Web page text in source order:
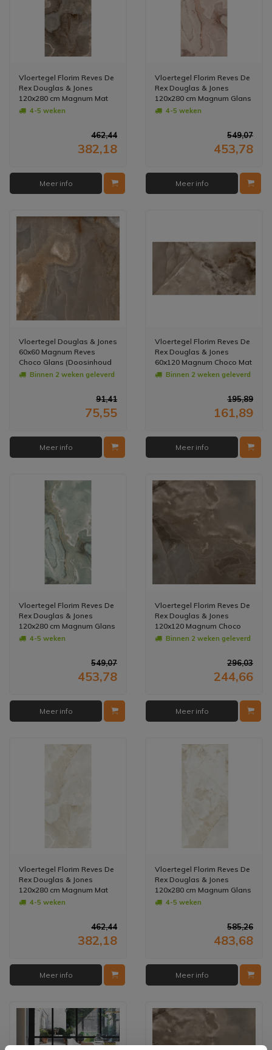
Vloertegel Florim Reves De
Rex Douglas & Jones
120x280 cm Magnum Mat
Choco (Prijs per M2)
4-5 weken
462,44
382,18
Meer info
Vloertegel Florim Reves De
Rex Douglas & Jones
120x280 cm Magnum Glans
Rose (Prijs per M2)
4-5 weken
549,07
453,78
Meer info
Vloertegel Douglas & Jones
60x60 Magnum Reves
Choco Glans (Doosinhoud
1.08 m2)
Binnen 2 weken geleverd
91,41
75,55
Meer info
Vloertegel Florim Reves De
Rex Douglas & Jones
60x120 Magnum Choco Mat
(Doosinhoud: 2.16 m2)
Binnen 2 weken geleverd
195,89
161,89
Meer info
Vloertegel Florim Reves De
Rex Douglas & Jones
120x280 cm Magnum Glans
Jade (Prijs per M2)
4-5 weken
549,07
453,78
Meer info
Vloertegel Florim Reves De
Rex Douglas & Jones
120x120 Magnum Choco
Glans Gepolijst
Binnen 2 weken geleverd
296,03
244,66
Meer info
Vloertegel Florim Reves De
Rex Douglas & Jones
120x280 cm Magnum Mat
Perle (Prijs per M2)
4-5 weken
462,44
382,18
Meer info
Vloertegel Florim Reves De
Rex Douglas & Jones
120x280 cm Magnum Glans
Perle (Prijs per Tegel)
4-5 weken
585,26
483,68
Meer info